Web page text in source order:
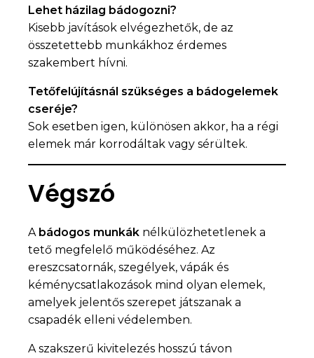
Lehet házilag bádogozni?
Kisebb javítások elvégezhetők, de az
összetettebb munkákhoz érdemes
szakembert hívni.
Tetőfelújításnál szükséges a bádogelemek
cseréje?
Sok esetben igen, különösen akkor, ha a régi
elemek már korrodáltak vagy sérültek.
Végszó
A bádogos munkák nélkülözhetetlenek a
tető megfelelő működéséhez. Az
ereszcsatornák, szegélyek, vápák és
kéménycsatlakozások mind olyan elemek,
amelyek jelentős szerepet játszanak a
csapadék elleni védelemben.
A szakszerű kivitelezés hosszú távon